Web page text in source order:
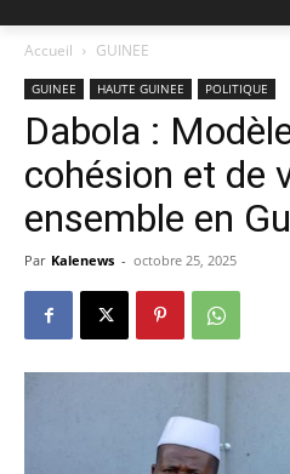
Accueil GUINEE
GUINEE HAUTE GUINEE POLITIQUE
Dabola :
cohésion et de
ensemble en
Par Kalenews - octobre 25, 2025